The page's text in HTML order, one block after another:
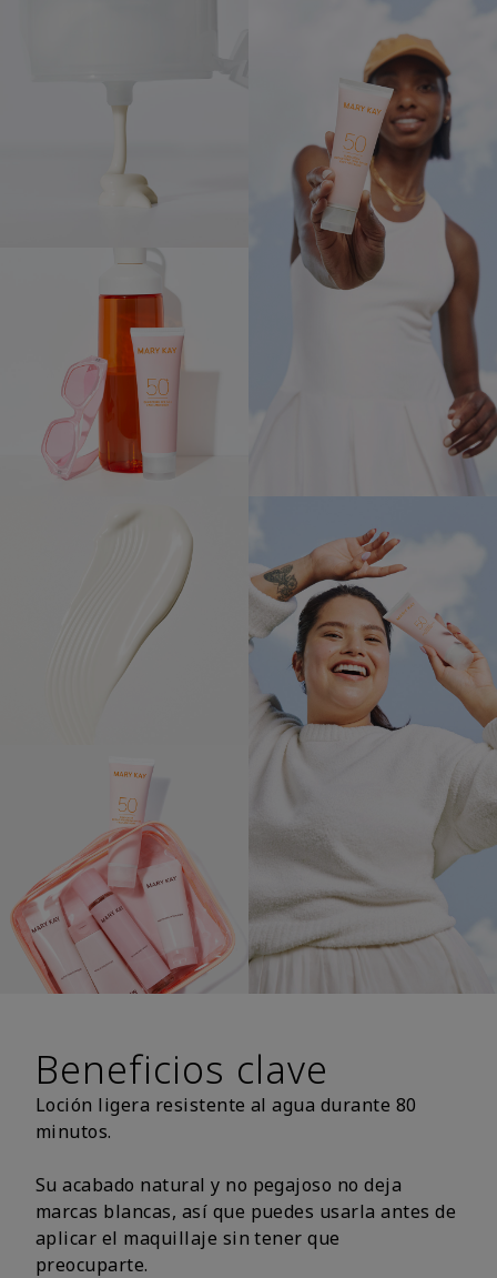
Beneficios clave
Loción ligera resistente al agua durante 80
minutos.
Su acabado natural y no pegajoso no deja
marcas blancas, así que puedes usarla antes de
aplicar el maquillaje sin tener que
preocuparte.